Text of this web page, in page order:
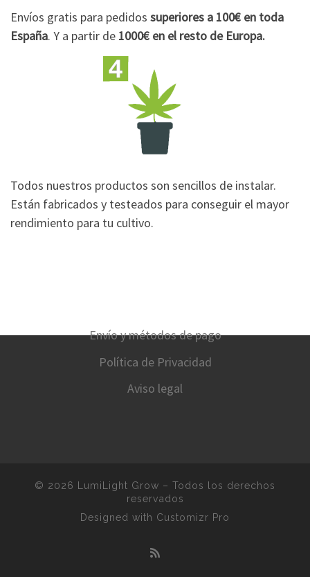
Envíos gratis para pedidos superiores a 100€ en toda
España. Y a partir de 1000€ en el resto de Europa.
Todos nuestros productos son sencillos de instalar.
Están fabricados y testeados para conseguir el mayor
rendimiento para tu cultivo.
Envío y métodos de pago
Política de Privacidad
Aviso legal
© 2026 LumiLight Grow – Todos los derechos
reservados
Designed with Customizr Pro